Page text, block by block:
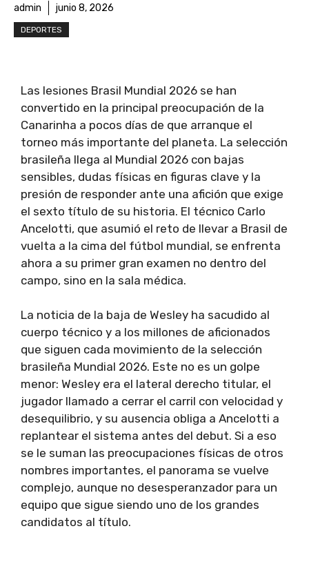
admin junio 8, 2026
DEPORTES
Las lesiones Brasil Mundial 2026 se han
convertido en la principal preocupación de la
Canarinha a pocos días de que arranque el
torneo más importante del planeta. La selección
brasileña llega al Mundial 2026 con bajas
sensibles, dudas físicas en figuras clave y la
presión de responder ante una afición que exige
el sexto título de su historia. El técnico Carlo
Ancelotti, que asumió el reto de llevar a Brasil de
vuelta a la cima del fútbol mundial, se enfrenta
ahora a su primer gran examen no dentro del
campo, sino en la sala médica.
La noticia de la baja de Wesley ha sacudido al
cuerpo técnico y a los millones de aficionados
que siguen cada movimiento de la selección
brasileña Mundial 2026. Este no es un golpe
menor: Wesley era el lateral derecho titular, el
jugador llamado a cerrar el carril con velocidad y
desequilibrio, y su ausencia obliga a Ancelotti a
replantear el sistema antes del debut. Si a eso
se le suman las preocupaciones físicas de otros
nombres importantes, el panorama se vuelve
complejo, aunque no desesperanzador para un
equipo que sigue siendo uno de los grandes
candidatos al título.